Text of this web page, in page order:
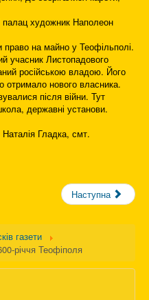
художник Наполеон
право на майно у Теофільполі.
учасник Листопадового
російською владою. Його
отримало нового власника.
після війни. Тут
державні установи.
Гладка, смт.
Наступна
газети
річчя Теофіполя